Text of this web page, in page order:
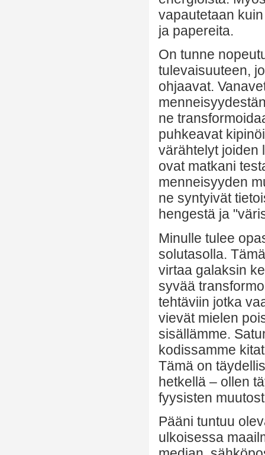
vapautetaan
ja papereita.
On tunne
tulevaisuuteen,
ohjaavat.
ne
puhkeavat
värähtelyt joiden
ovat matkani
menneisyyden
ne syntyivät
hengestä ja
Minulle tulee
solutasolla.
virtaa galaksin
syvää
tehtäviin jotka
vievät mielen
sisällämme.
kodissamme
Tämä on
hetkellä – ollen
fyysisten
Pääni tuntuu
ulkoisessa